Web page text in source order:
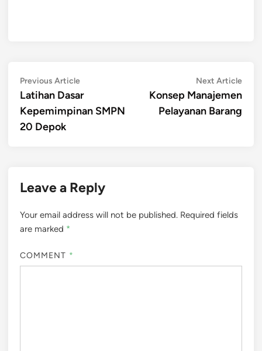
Post
navigation
Previous ArticlePrevious
article:
Latihan Dasar
Kepemimpinan SMPN
20 Depok
Next ArticleNext
Konsep Manajemen
Pelayanan Barang
Leave a Reply
Your email address will not be published. Required fields
are marked *
COMMENT *